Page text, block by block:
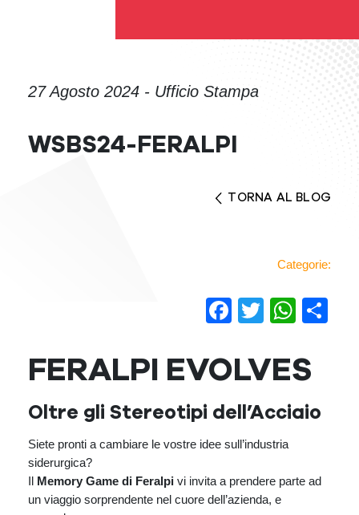
27 Agosto 2024 - Ufficio Stampa
WSBS24-FERALPI
TORNA AL BLOG
Categorie:
Facebook
Twitter
FERALPI EVOLVES
Oltre gli Stereotipi dell’Acciaio
Siete pronti a cambiare le vostre idee sull’industria
siderurgica?
Il Memory Game di Feralpi vi invita a prendere parte ad
un viaggio sorprendente nel cuore dell’azienda, e